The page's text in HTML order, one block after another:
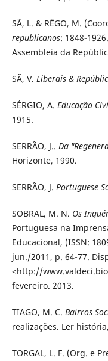
SÃ, L. & RÊGO, M.
republicanos: 1848-
Assembleia da
SÃ, V. Liberais &
SÉRGIO, A. Educação
1915.
SERRÃO, J.. Da
Horizonte, 1990.
SERRÃO, J. Portuguese
SOBRAL, M. N. Os
Portuguesa na
Educacional, (ISSN:
jun./2011, p. 64-77.
<http://
fevereiro. 2013.
TIAGO, M. C. Bairros
realizações. Ler
TORGAL, L. F. (Org. e